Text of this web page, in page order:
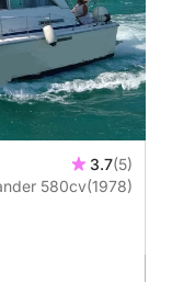
3.7(5)
Bateau à moteur CHRIS CRAFT Commander 580cv(1978)